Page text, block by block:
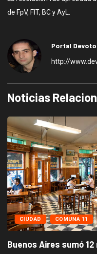
de FpV, FIT, BC y AyL.
Portal
http://
Noticias
CIUDAD COMUNA 11
Buenos Aires sumó